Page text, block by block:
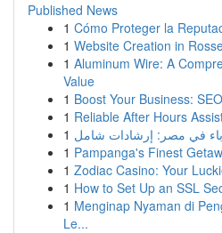
Published News
1 Cómo Proteger la
1 Website Creation in
1 Aluminum Wire: A
Value
1 Boost Your Business:
1 Reliable After Hours
1
1 Pampanga's Finest
1 Zodiac Casino: Your
1 How to Set Up an SSL
1 Menginap Nyaman di
Le...